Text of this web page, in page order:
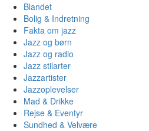
Blandet
Bolig & Indretning
Fakta om jazz
Jazz og børn
Jazz og radio
Jazz stilarter
Jazzartister
Jazzoplevelser
Mad & Drikke
Rejse & Eventyr
Sundhed & Velvære